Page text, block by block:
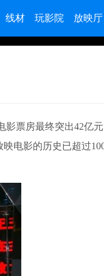
线材 玩影院 放映厅
票房最终突出42亿元
电影的历史已超过100